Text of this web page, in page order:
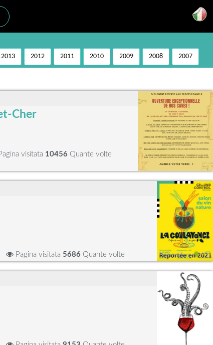
2013 2012 2011 2010 2009 2008 2007
Cher
visitata 10456Quante volte
Pagina visitata 5686Quante volte